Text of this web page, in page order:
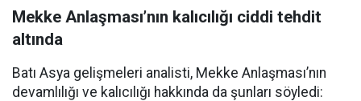
Mekke Anlaşması’nın kalıcılığı ciddi tehdit
altında
Batı Asya gelişmeleri analisti, Mekke Anlaşması’nın
devamlılığı ve kalıcılığı hakkında da şunları söyledi: